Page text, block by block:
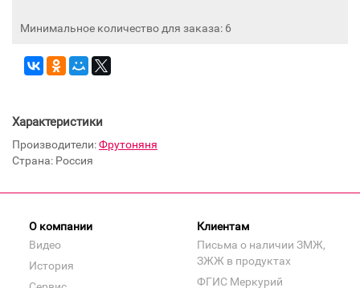
Минимальное количество для заказа: 6
Характеристики
Производители:Фрутоняня
Страна: Россия
О компании
Видео
История
Клиентам
Письма о наличии ЗМЖ,
ЗЖЖ в продуктах
ФГИС Меркурий